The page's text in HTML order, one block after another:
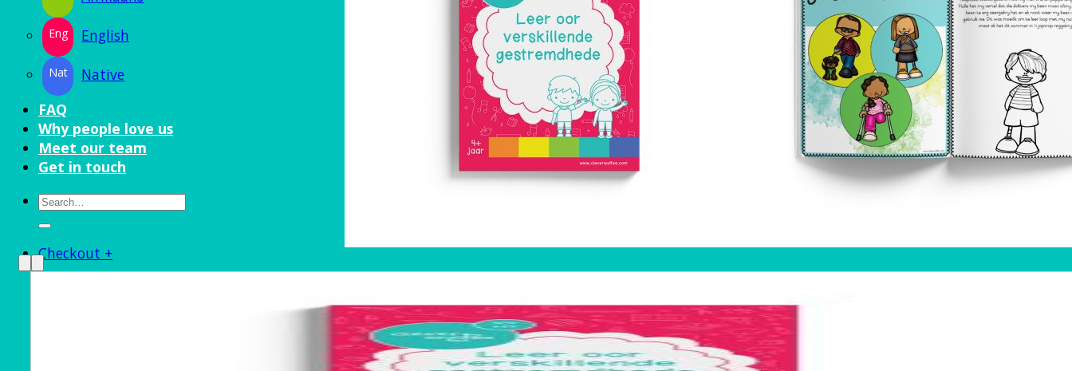
English
Native
FAQ
Why people love us
Meet our team
Get in touch
Search
for:
Checkout +